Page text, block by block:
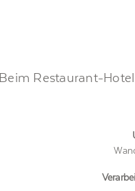
Beim Restaurant-